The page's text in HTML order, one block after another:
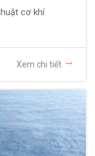
cơ khí
Xem chi tiết